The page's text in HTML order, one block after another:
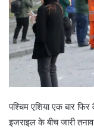
पश्चिम एशिया एक बार
इजराइल के बीच जारी